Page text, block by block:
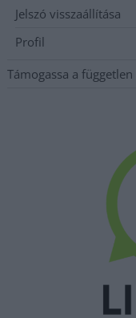
Jelszó visszaállítása
Profil
Támogassa a